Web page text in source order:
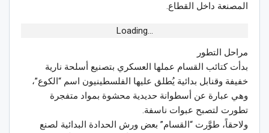
المصنعة داخل القطاع.
Loading...
مراحل التطور
بدأت كتائب القسام عملها العسكري بتصنيع أسلحة نارية
خفيفة وقنابل بدائية يُطلق عليها الفلسطينيون اسم “الكوع”،
وهي عبارة عن أسطوانة حديدية محشوة بمواد متفجرة
تطورت لتصبح عبوات ناسفة.
ولاحقاً، طوَّرت “القسام” بعض ورش الحدادة البدائية لصنع